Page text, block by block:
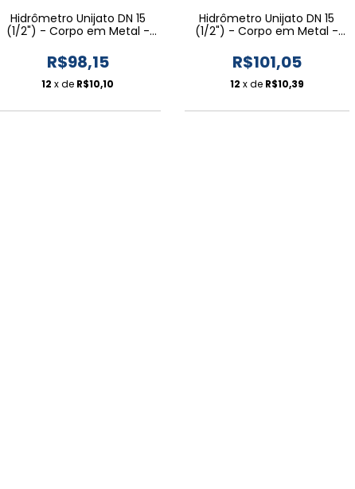
Hidrômetro Unijato DN 15
(1/2") - Corpo em Metal -
R$98,15
12 x de R$10,10
Hidrômetro Unijato DN 15
(1/2") - Corpo em Metal -
equipada Indutiva
R$101,05
12 x de R$10,39